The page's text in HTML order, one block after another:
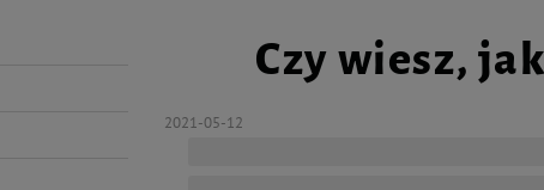
Czy wiesz,
2021-05-12